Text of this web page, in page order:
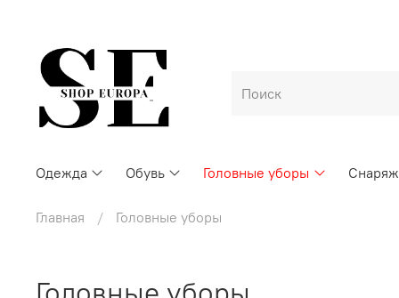
Одежда Обувь Головные уборы
Главная Головные уборы